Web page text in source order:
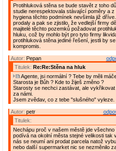
Protihluková stěna se bude stavět z toho
studie nerespektovala stávající poměry a z
hygiena těchto podmínek nevšimla již
prodaly a pak se zjistilo, že vedlejší firmy
majitelé těchto pozemků požadovat
hluku, což by mohlo být pro tyto firmy
protihluková stěna jediné řešení, jestli by
kompromis.
Autor: Pepan
Titulek: Re:Re:Stěna na hluk
Agente, jsi normální ? Tebe by měli
Starosta je Bůh ? Kde to žiješ změno ?
Starosty se nechci zastávat, ale
za námi.
Jsem zvědav, co z tebe "slušného" vyleze.
Autor: petr
Titulek:
Nechápu proč v našem městě jde
podívá na okolní města stejné velikosti tak
nás se neumí ani prodat parcela natož
nebo další supermarket nic se nezměnilo